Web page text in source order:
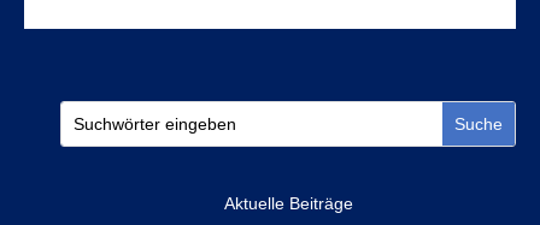
Aktuelle Beiträge